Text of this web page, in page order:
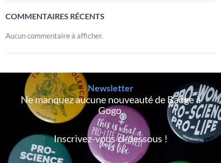
COMMENTAIRES RÉCENTS
Aucun commentaire à afficher.
Newsletter
Ne manquez aucune nouveauté de Badge à
Gogo,
Inscrivez-vous ci-dessous !